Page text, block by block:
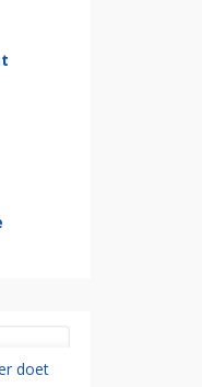
doet